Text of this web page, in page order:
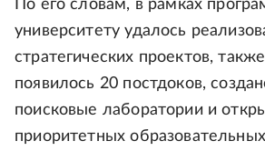
По его словам, в рамках
университету удалось
стратегических проектов,
появилось 20 постдоков,
поисковые лаборатории и
приоритетных